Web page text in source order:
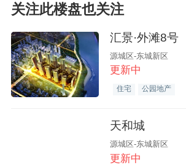
关注此楼盘也关注
汇景·外滩8号
源城区-东城新区
更新中
住宅 公园地产
天和城
源城区-东城新区
更新中